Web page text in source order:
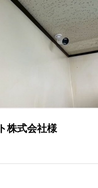
株式会社様